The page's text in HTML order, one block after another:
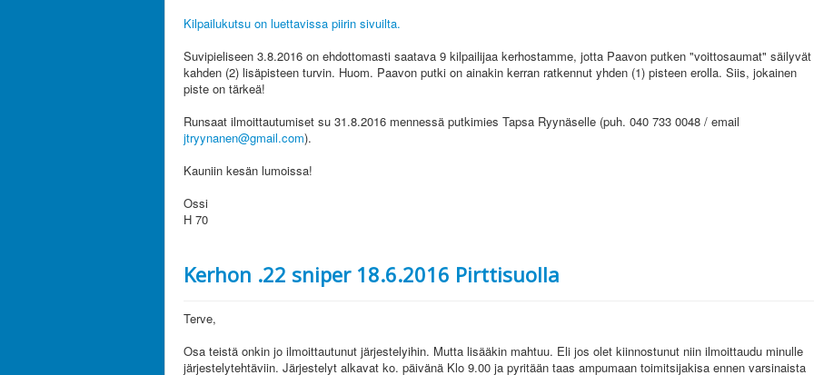
Kilpailukutsu on luettavissa piirin sivuilta.
Suvipieliseen 3.8.2016 on ehdottomasti saatava 9 kilpailijaa kerhostamme, jotta Paavon putken "voittosaumat" säilyvät
kahden (2) lisäpisteen turvin. Huom. Paavon putki on ainakin kerran ratkennut yhden (1) pisteen erolla. Siis, jokainen
piste on tärkeä!
Runsaat ilmoittautumiset su 31.8.2016 mennessä putkimies Tapsa Ryynäselle (puh. 040 733 0048 / email
jtryynanen@gmail.com).
Kauniin kesän lumoissa!
Ossi
H 70
Kerhon .22 sniper 18.6.2016 Pirttisuolla
Terve,
Osa teistä onkin jo ilmoittautunut järjestelyihin. Mutta lisääkin mahtuu. Eli jos olet kiinnostunut niin ilmoittaudu minulle
järjestelytehtäviin. Järjestelyt alkavat ko. päivänä Klo 9.00 ja pyritään taas ampumaan toimitsijakisa ennen varsinaista